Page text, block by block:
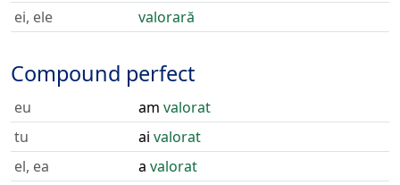
ei, ele
valorară
Compound perfect
eu am valorat
tu
ai valorat
el, ea
a valorat